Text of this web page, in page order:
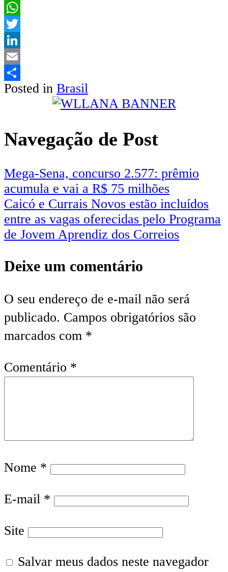
Facebook
WhatsApp
Twitter
LinkedIn
Email
Share
Posted in Brasil
Navegação de Post
Mega-Sena, concurso 2.577: prêmio
acumula e vai a R$ 75 milhões
Caicó e Currais Novos estão incluídos
entre as vagas oferecidas pelo Programa
de Jovem Aprendiz dos Correios
Deixe um comentário
O seu endereço de e-mail não será
publicado. Campos obrigatórios são
marcados com *
Comentário *
Nome *
E-mail *
Site
Salvar meus dados neste navegador